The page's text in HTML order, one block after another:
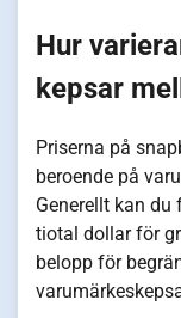
Hur
kepsar
Priserna på
beroende på
Generellt kan
tiotal dollar för
belopp för